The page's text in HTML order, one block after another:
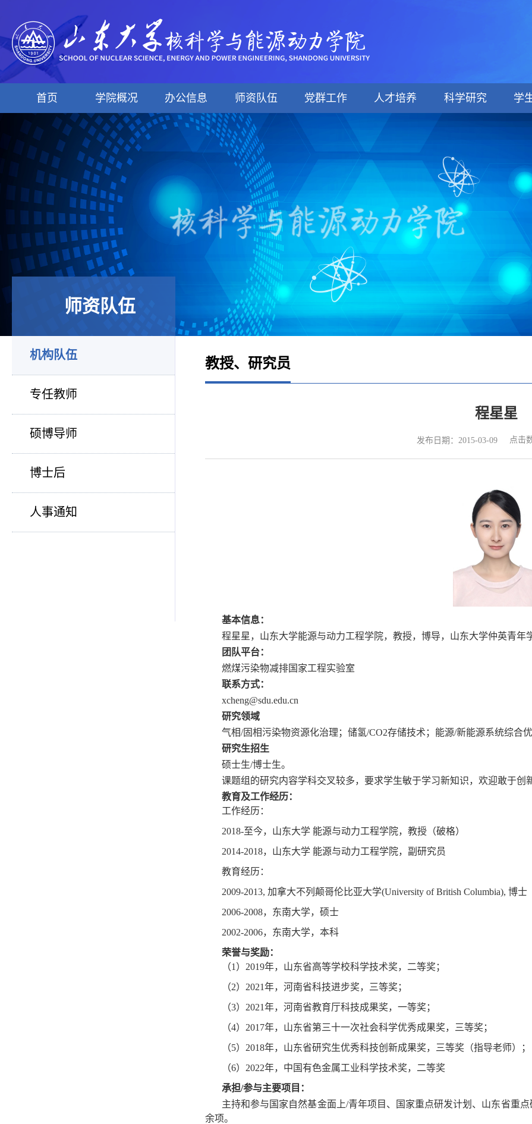
首页 学院概况 办公信息 师资队伍 党群工作 人才培养 科学研究 学
师资队伍
机构队伍
专任教师
硕博导师
博士后
人事通知
教授、研究员
程星星
发布日期：2015-03-09 点击
基本信息：
程星星，山东大学能源与动力工程学院，教授，博导，山东大学仲英青年
团队平台：
燃煤污染物减排国家工程实验室
联系方式：
xcheng@sdu.edu.cn
研究领域
气相/固相污染物资源化治理；储氢/CO2存储技术；能源/新能源系统综合
研究生招生
硕士生/博士生。
课题组的研究内容学科交叉较多，要求学生敏于学习新知识，欢迎敢于创
教育及工作经历：
工作经历：
2018-至今，山东大学 能源与动力工程学院，教授（破格）
2014-2018，山东大学 能源与动力工程学院，副研究员
教育经历：
2009-2013, 加拿大不列颠哥伦比亚大学(University of British Columbia), 博士
2006-2008，东南大学，硕士
2002-2006，东南大学，本科
荣誉与奖励：
（1 ） 2019年，山东省高等学校科学技术奖，二等奖；
（2） 2021年，河南省科技进步奖，三等奖；
（3） 2021年，河南省教育厅科技成果奖，一等奖；
（4） 2017年，山东省第三十一次社会科学优秀成果奖，三等奖；
（5） 2018年，山东省研究生优秀科技创新成果奖，三等奖（指导老师）；
（6） 2022年，中国有色金属工业科学技术奖，二等奖
承担/参与主要项目：
主持和参与国家自然基金面上/青年项目、国家重点研发计划、山东省重
余项。